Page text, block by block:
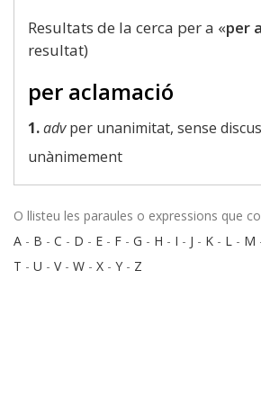
Resultats de la cerca per a «per
resultat)
per aclamació
1.advper unanimitat, sense
unànimement
O llisteu les paraules o expressions que
A - B - C - D - E - F - G - H - I - J - K - L - M
T - U - V- W - X - Y - Z